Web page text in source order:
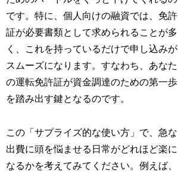
です。特に、個人向けの融資では、免許
証が必要書類として求められることが多
く、これを持っているだけで申し込みが
スムーズになります。すなわち、あなた
の運転免許証が資金調達のための第一歩
を踏み出す鍵となるのです。
この「サプライズ的な使い方」で、急な
出費に頭を悩ませる日常がどれほど楽に
なるかを考えてみてください。例えば、